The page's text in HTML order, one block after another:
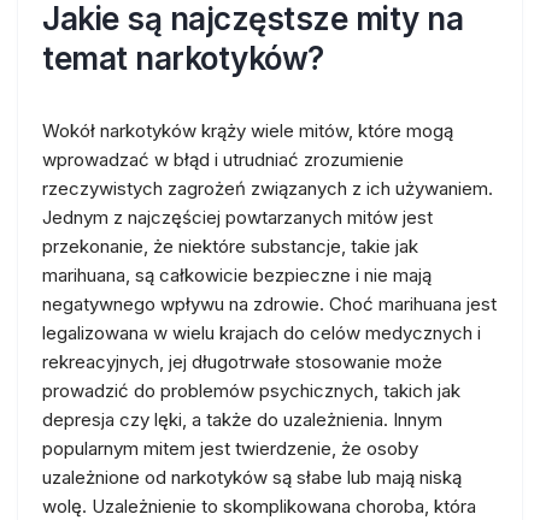
Jakie są najczęstsze mity na
temat narkotyków?
Wokół narkotyków krąży wiele mitów, które mogą
wprowadzać w błąd i utrudniać zrozumienie
rzeczywistych zagrożeń związanych z ich używaniem.
Jednym z najczęściej powtarzanych mitów jest
przekonanie, że niektóre substancje, takie jak
marihuana, są całkowicie bezpieczne i nie mają
negatywnego wpływu na zdrowie. Choć marihuana jest
legalizowana w wielu krajach do celów medycznych i
rekreacyjnych, jej długotrwałe stosowanie może
prowadzić do problemów psychicznych, takich jak
depresja czy lęki, a także do uzależnienia. Innym
popularnym mitem jest twierdzenie, że osoby
uzależnione od narkotyków są słabe lub mają niską
wolę. Uzależnienie to skomplikowana choroba, która